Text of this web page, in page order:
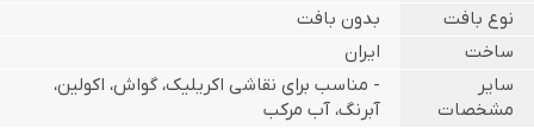
نوع بافت
بدون بافت
ساخت
ایران
سایر
مشخصات
- مناسب برای نقاشی اکریلیک، گواش، اکولین،
آبرنگ، آب مرکب